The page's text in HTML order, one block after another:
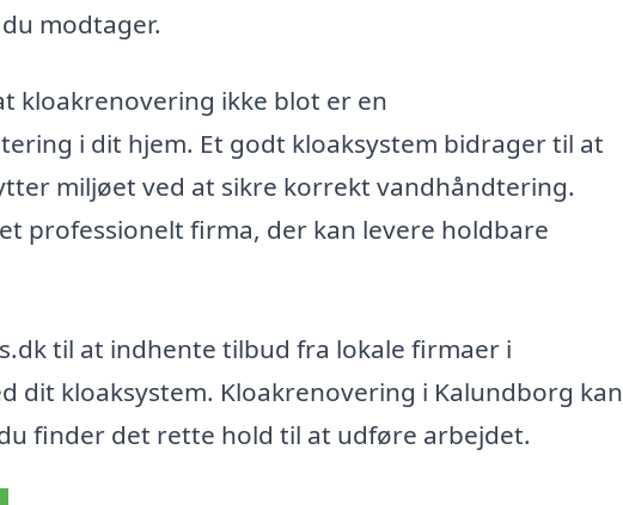
modtager.
kloakrenovering ikke blot er en
i dit hjem. Et godt kloaksystem bidrager til at
miljøet ved at sikre korrekt vandhåndtering.
professionelt firma, der kan levere holdbare
til at indhente tilbud fra lokale firmaer i
dit kloaksystem. Kloakrenovering i Kalundborg kan
finder det rette hold til at udføre arbejdet.